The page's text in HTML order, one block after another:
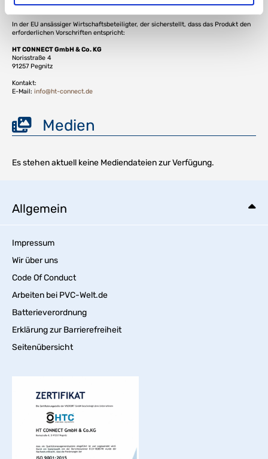
Verantwortliche Person für die EU
In der EU ansässiger Wirtschaftsbeteiligter, der sicherstellt, dass das Produkt den
erforderlichen Vorschriften entspricht:
HT CONNECT GmbH & Co. KG
Norisstraße 4
91257 Pegnitz
Kontakt:
E-Mail: info@ht-connect.de
Medien
Es stehen aktuell keine Mediendateien zur Verfügung.
Allgemein
Impressum
Wir über uns
Code Of Conduct
Arbeiten bei PVC-Welt.de
Batterieverordnung
Erklärung zur Barrierefreiheit
Seitenübersicht